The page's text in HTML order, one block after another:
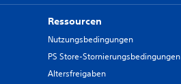
Ressourcen
Nutzungsbedingungen
PS Store-Stornierungsbedingungen
Altersfreigaben